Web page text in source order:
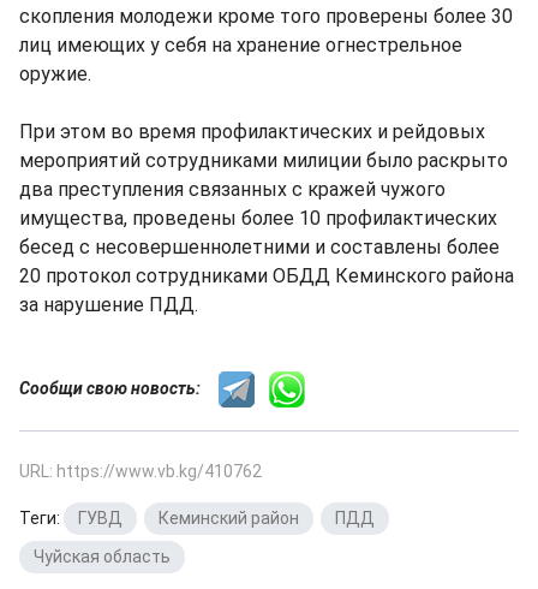
скопления молодежи кроме того проверены более 30
лиц имеющих у себя на хранение огнестрельное
оружие.
При этом во время профилактических и рейдовых
мероприятий сотрудниками милиции было раскрыто
два преступления связанных с кражей чужого
имущества, проведены более 10 профилактических
бесед с несовершеннолетними и составлены более
20 протокол сотрудниками ОБДД Кеминского района
за нарушение ПДД.
Сообщи свою новость:
URL: https://www.vb.kg/410762
Теги: ГУВД Кеминский район ПДД
Чуйская область